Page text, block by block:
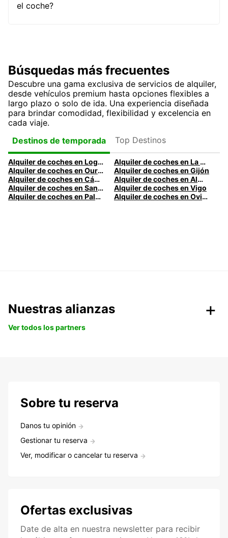
el coche?
Búsquedas más frecuentes
Descubre una gama exclusiva de servicios de alquiler,
desde vehículos premium hasta opciones flexibles a
largo plazo o solo de ida. Una experiencia diseñada
para brindar comodidad, flexibilidad y excelencia en
cada viaje.
Destinos de temporada
Top Destinos
Alquiler de coches en Logroño
Alquiler de coches en La Coruña
Alquiler de coches en Ourense
Alquiler de coches en Gijón
Alquiler de coches en Cádiz
Alquiler de coches en Almería
Alquiler de coches en Santander
Alquiler de coches en Vigo
Alquiler de coches en Palma
Alquiler de coches en Oviedo
Nuestras alianzas
Ver todos los partners
Sobre tu reserva
Danos tu opinión
Gestionar tu reserva
Ver, modificar o cancelar tu reserva
Ofertas exclusivas
Date de alta en nuestra newsletter para recibir